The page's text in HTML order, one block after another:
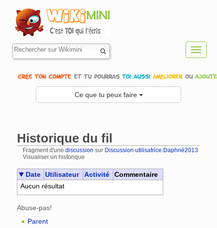
Ce que tu peux faire
Historique du fil
Fragment d'une discussion sur Discussion utilisatrice:Daphné2013
Visualiser un historique
Date Utilisateur Activité
Commentaire
Aucun résultat
Abuse-pas!
Parent